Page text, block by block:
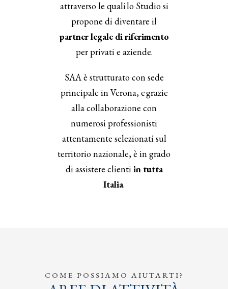
attraverso le quali lo Studio si
propone di diventare il
partner legale di riferimento
per privati e aziende.
SAA è strutturato con sede
principale in Verona, e grazie
alla collaborazione con
numerosi professionisti
attentamente selezionati sul
territorio nazionale, è in grado
di assistere clientiin tutta
Italia.
COME POSSIAMO AIUTARTI?